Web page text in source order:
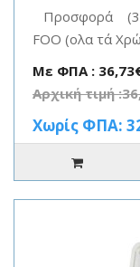
Προσφορά (3)
FOO (ολα τά
Με ΦΠΑ :
Αρχική τιμή
Χωρίς ΦΠΑ: